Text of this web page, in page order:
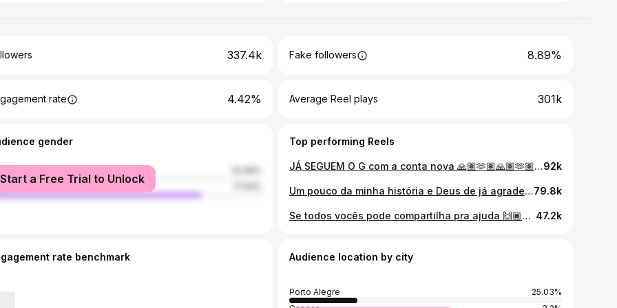
337.4k Fake followers 8.89%
rate 4.42% Average Reel plays 301k
gender
Start a Free Trial to Unlock
Top performing Reels
JÁ SEGUEM O G com a conta nova 🙏🏽🫶🏽🙏🏽🫶🏽🙏🏽🫶🏽92k
Um pouco da minha história e Deus de já agradeço a todos vocês meus seguidores por me ajudar a realizar esse sonho amo vocês gente ❤️🙏🏾🙌🏾🥹🥹 🎥🎬: @douglas.bolacha79.8k
Se todos vocês pode compartilha pra ajuda 🙌🏾🙌🏾🙌🏾🙌🏾🙌🏾 47.2k
rate benchmark Audience location by city
Porto Alegre
25.03%